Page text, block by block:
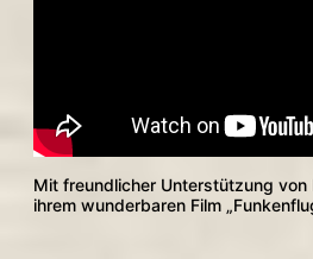
Mit freundlicher Unterstützung von
ihrem wunderbaren Film